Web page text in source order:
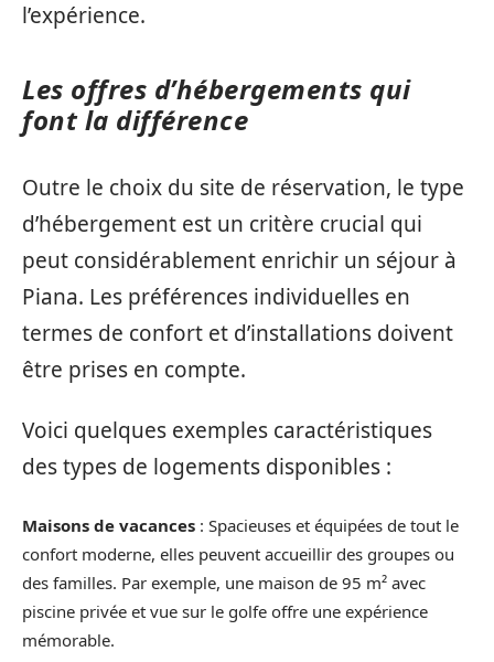
l’expérience.
Les offres d’hébergements qui
font la différence
Outre le choix du site de réservation, le type
d’hébergement est un critère crucial qui
peut considérablement enrichir un séjour à
Piana. Les préférences individuelles en
termes de confort et d’installations doivent
être prises en compte.
Voici quelques exemples caractéristiques
des types de logements disponibles :
Maisons de vacances : Spacieuses et équipées de tout le
confort moderne, elles peuvent accueillir des groupes ou
des familles. Par exemple, une maison de 95 m² avec
piscine privée et vue sur le golfe offre une expérience
mémorable.